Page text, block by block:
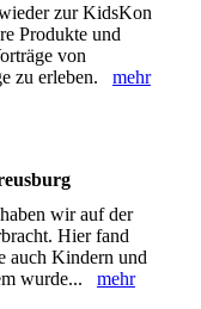
zur KidsKon
Produkte und
von
zu erleben. mehr
wir auf der
Hier fand
auch Kindern und
wurde... mehr